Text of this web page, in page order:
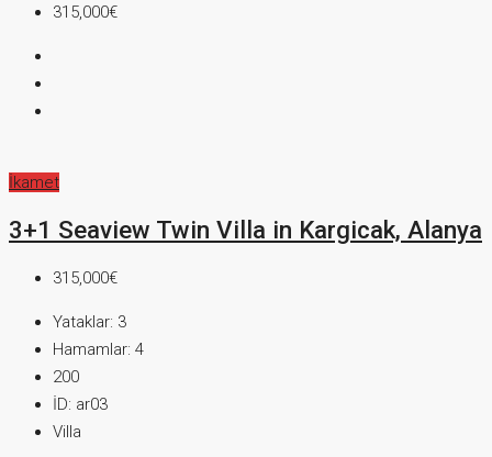
315,000€
İkamet
3+1 Seaview Twin Villa in Kargicak, Alanya
315,000€
Yataklar: 3
Hamamlar: 4
200
İD: ar03
Villa